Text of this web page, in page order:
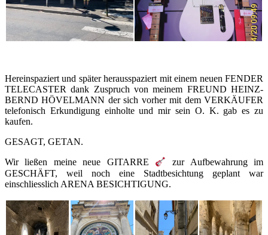
Hereinspaziert und später herausspaziert mit einem neuen FENDER
TELECASTER dank Zuspruch von meinem FREUND HEINZ-
BERND HÖVELMANN der sich vorher mit dem VERKÄUFER
telefonisch Erkundigung einholte und mir sein O. K. gab es zu
kaufen.
GESAGT, GETAN.
Wir ließen meine neue GITARRE
zur Aufbewahrung im
GESCHÄFT, weil noch eine Stadtbesichtung geplant war
einschliesslich ARENA BESICHTIGUNG.